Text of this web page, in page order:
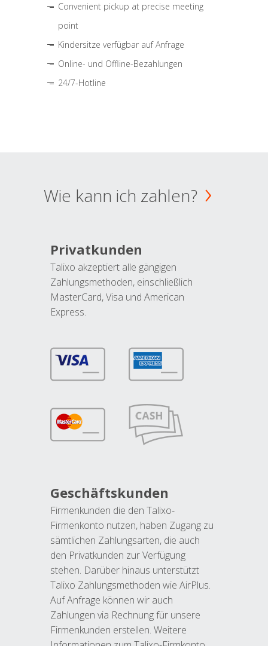
Convenient pickup at precise meeting
point
Kindersitze verfügbar auf Anfrage
Online- und Offline-Bezahlungen
24/7-Hotline
Wie kann ich zahlen?
Privatkunden
Talixo akzeptiert alle gängigen
Zahlungsmethoden, einschließlich
MasterCard, Visa und American
Express.
Geschäftskunden
Firmenkunden die den Talixo-
Firmenkonto nutzen, haben Zugang zu
sämtlichen Zahlungsarten, die auch
den Privatkunden zur Verfügung
stehen. Darüber hinaus unterstützt
Talixo Zahlungsmethoden wie AirPlus.
Auf Anfrage können wir auch
Zahlungen via Rechnung für unsere
Firmenkunden erstellen. Weitere